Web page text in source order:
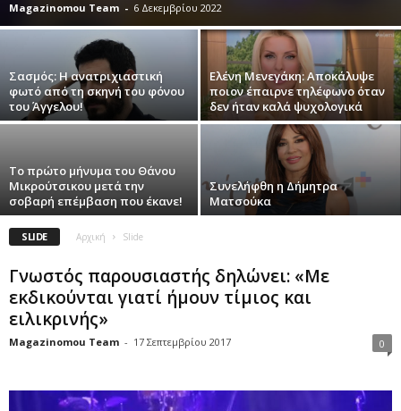
Magazinomou Team - 6 Δεκεμβρίου 2022
Σασμός: Η ανατριχιαστική
φωτό από τη σκηνή του φόνου
του Άγγελου!
Ελένη Μενεγάκη: Αποκάλυψε
ποιον έπαιρνε τηλέφωνο όταν
δεν ήταν καλά ψυχολογικά
Το πρώτο μήνυμα του Θάνου
Μικρούτσικου μετά την
σοβαρή επέμβαση που έκανε!
Συνελήφθη η Δήμητρα
Ματσούκα
SLIDE Αρχική Slide
Γνωστός παρουσιαστής δηλώνει: «Με
εκδικούνται γιατί ήμουν τίμιος και
ειλικρινής»
Magazinomou Team - 17 Σεπτεμβρίου 2017 0